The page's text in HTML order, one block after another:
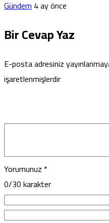
Gündem4 ay önce
Bir Cevap Yaz
E-posta adresiniz
işaretlenmişlerdir
Yorumunuz *
0/30 karakter